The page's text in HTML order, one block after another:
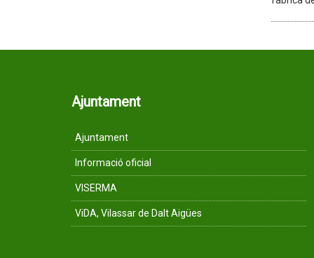
Ajuntament
Ajuntament
Informació oficial
VISERMA
ViDA, Vilassar de Dalt Aigües